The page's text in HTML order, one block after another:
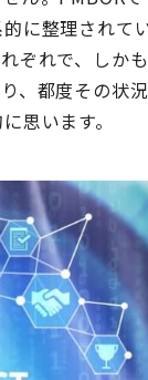
に整理されて
ぞれで、しか
、都度その状
思います。